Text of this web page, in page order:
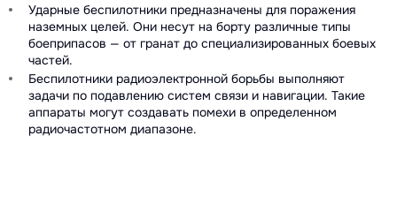
Ударные беспилотники предназначены для поражения
наземных целей. Они несут на борту различные типы
боеприпасов — от гранат до специализированных боевых
частей.
Беспилотники радиоэлектронной борьбы выполняют
задачи по подавлению систем связи и навигации. Такие
аппараты могут создавать помехи в определенном
радиочастотном диапазоне.